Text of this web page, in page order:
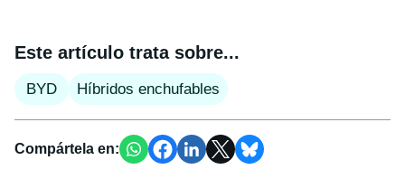
Este artículo trata sobre...
BYD Híbridos enchufables
Compártela en: